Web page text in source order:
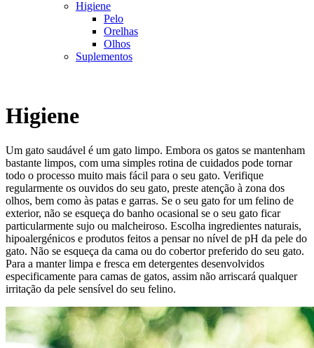
Higiene
Pelo
Orelhas
Olhos
Suplementos
Higiene
Um gato saudável é um gato limpo. Embora os gatos se mantenham
bastante limpos, com uma simples rotina de cuidados pode tornar
todo o processo muito mais fácil para o seu gato. Verifique
regularmente os ouvidos do seu gato, preste atenção à zona dos
olhos, bem como às patas e garras. Se o seu gato for um felino de
exterior, não se esqueça do banho ocasional se o seu gato ficar
particularmente sujo ou malcheiroso. Escolha ingredientes naturais,
hipoalergénicos e produtos feitos a pensar no nível de pH da pele do
gato. Não se esqueça da cama ou do cobertor preferido do seu gato.
Para a manter limpa e fresca em detergentes desenvolvidos
especificamente para camas de gatos, assim não arriscará qualquer
irritação da pele sensível do seu felino.